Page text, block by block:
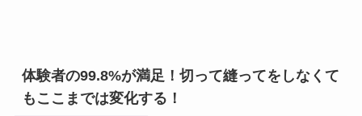
体験者の99.8%が満足！切って縫ってをしなくて
もここまでは変化する！